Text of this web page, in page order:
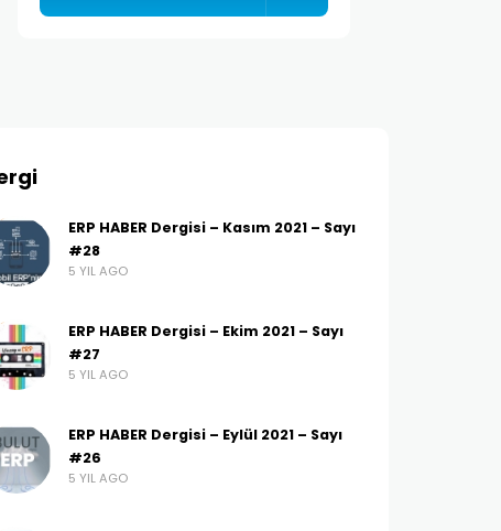
ERP HABER Dergisi – Kasım 2021 – Sayı
#28
5 YIL AGO
ERP HABER Dergisi – Ekim 2021 – Sayı
#27
5 YIL AGO
ERP HABER Dergisi – Eylül 2021 – Sayı
#26
5 YIL AGO